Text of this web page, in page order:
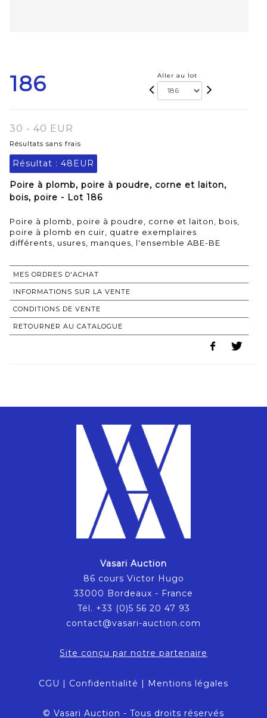
186 Aller au lot
30 - 40 EUR
Résultats sans frais
Résultat : 48EUR
Poire à plomb, poire à poudre, corne et laiton,
bois, poire - Lot 186
Poire à plomb, poire à poudre, corne et laiton, bois,
poire à plomb en cuir, quatre exemplaires
différents, usures, manques, l'ensemble ABE-BE
MES ORDRES D'ACHAT
INFORMATIONS SUR LA VENTE
CONDITIONS DE VENTE
RETOURNER AU CATALOGUE
Vasari Auction
86 cours Victor Hugo
33000 Bordeaux - France
Tél. +33 (0)5 56 20 47 93
contact@vasari-auction.com
Site conçu par notre partenaire
CGU | Confidentialité | Mentions légales
© Vasari Auction - Tous droits réservés